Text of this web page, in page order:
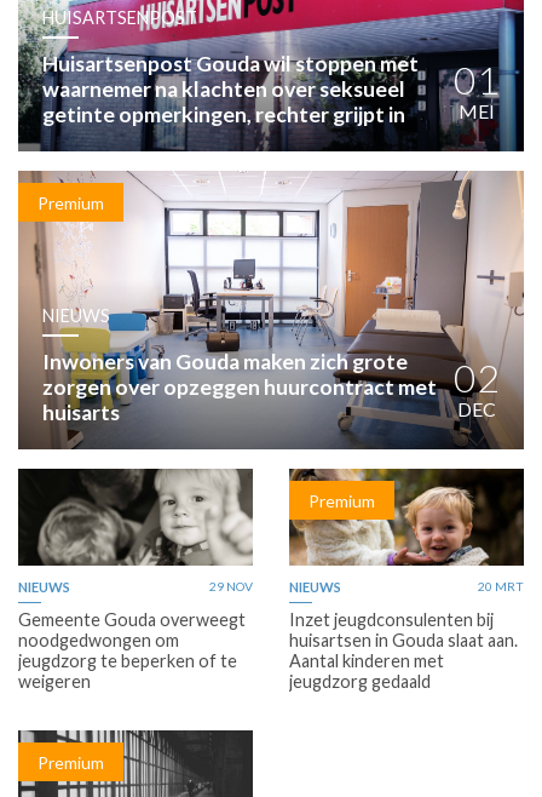
PRAKTIJKZAKEN
TARIEVEN
VPHUISARTSEN
MEDISCHE VAKHANDEL
INLOGGEN
REGISTRATIE
HUISARTSENPOST
Huisartsenpost Gouda wil stoppen met
waarnemer na klachten over seksueel
getinte opmerkingen, rechter grijpt in
01
MEI
Premium
NIEUWS
Inwoners van Gouda maken zich grote
zorgen over opzeggen huurcontract met
huisarts
02
DEC
NIEUWS 29 NOV
Gemeente Gouda overweegt
noodgedwongen om
jeugdzorg te beperken of te
weigeren
Premium
NIEUWS 20 MRT
Inzet jeugdconsulenten bij
huisartsen in Gouda slaat aan.
Aantal kinderen met
jeugdzorg gedaald
Premium